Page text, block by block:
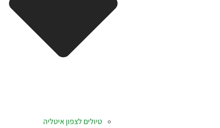
טיולים לצפון איטליה